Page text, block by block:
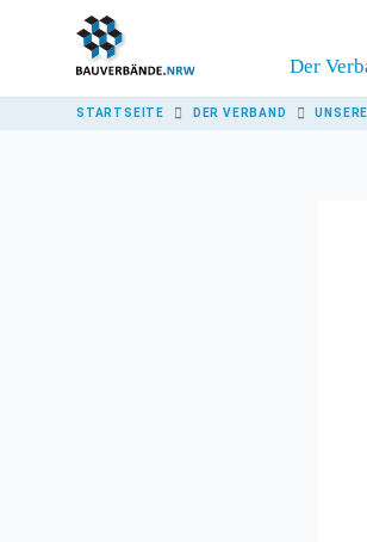
Skip to main content
Der
YOU ARE HERE:
STARTSEITE DER VERBAND